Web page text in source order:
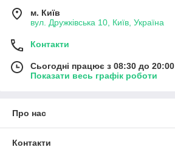
м. Київ
вул. Дружківська 10, Київ, Україна
Контакти
Сьогодні працює з 08:30 до 20:00
Показати весь графік роботи
Про нас
Контакти